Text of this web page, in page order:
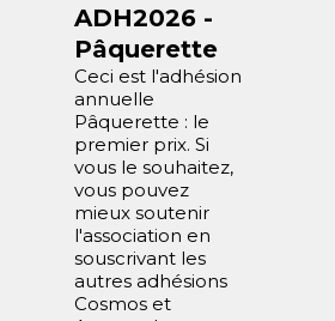
ADH2026 -
Pâquerette
Ceci est l'adhésion
annuelle
Pâquerette : le
premier prix. Si
vous le souhaitez,
vous pouvez
mieux soutenir
l'association en
souscrivant les
autres adhésions
Cosmos et